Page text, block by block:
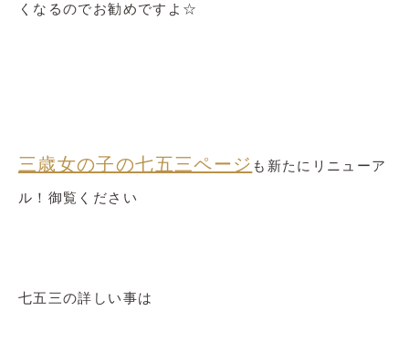
くなるのでお勧めですよ☆
三歳女の子の七五三ページ も新たにリニューア
ル！御覧ください
七五三の詳しい事は